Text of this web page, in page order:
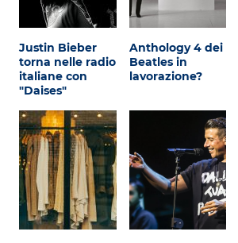
Justin Bieber
torna nelle radio
italiane con
"Daises"
Anthology 4 dei
Beatles in
lavorazione?